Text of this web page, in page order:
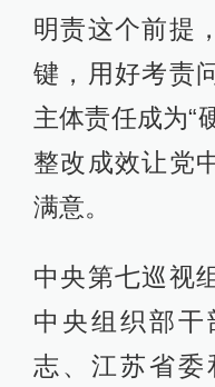
明责这个前提
键，用好考责
主体责任成为“
整改成效让党
满意。
中央第七巡视
中央组织部干
志、江苏省委